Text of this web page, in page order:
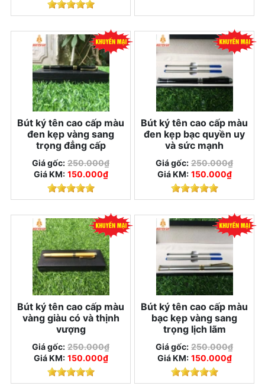
Bút ký tên cao cấp màu
đen kẹp vàng sang
trọng đẳng cấp
Giá gốc: 250.000₫
Giá KM: 150.000₫
Bút ký tên cao cấp màu
đen kẹp bạc quyền uy
và sức mạnh
Giá gốc: 250.000₫
Giá KM: 150.000₫
Bút ký tên cao cấp màu
vàng giàu có và thịnh
vượng
Giá gốc: 250.000₫
Giá KM: 150.000₫
Bút ký tên cao cấp màu
bạc kẹp vàng sang
trọng lịch lãm
Giá gốc: 250.000₫
Giá KM: 150.000₫